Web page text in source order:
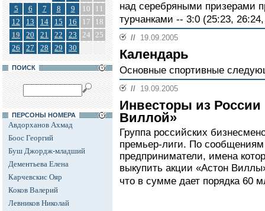
5
6 7 8 9 10
11
12
13 14 15 16 17
18
19
20 21 22 23 24 25
26
27 28 29 30
ПОИСК
ПЕРСОНЫ НОМЕРА
Авдорханов Ахмад
Боос Георгий
Буш Джордж-младший
Дементьева Елена
Карчевскис Ояр
Коков Валерий
Левников Николай
над серебряными призерами
турчанками -- 3:0 (25:23,
// 19.09.2005
Календарь
Основные спортивные
// 19.09.2005
Инвесторы из России
Виллой»
Группа российских
премьер-лиги. По
предприниматели, имена
выкупить акции «Астон
что в сумме дает порядка 60